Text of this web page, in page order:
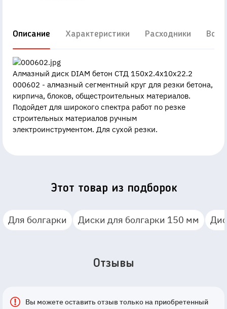
Описание Характеристики Расходники
Алмазный диск DIAM бетон СТД 150x2.4x10x22.2
000602 - алмазный сегментный круг для резки бетона,
кирпича, блоков, общестроительных материалов.
Подойдет для широкого спектра работ по резке
строительных материалов ручным
электроинструментом. Для сухой резки.
Этот товар из подборок
Для болгарки Диски для болгарки 150 мм
Отзывы
Вы можете оставить отзыв только на приобретенный